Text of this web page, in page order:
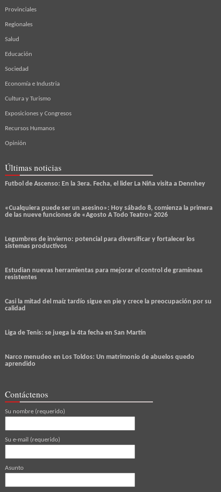
Provinciales
Regionales
Salud
Educación
Sociedad
Economía e Industria
Cultura y Turismo
Exposiciones y Congresos
Recursos Humanos
Opinión
Últimas noticias
Futbol de Ascenso: En la 3era. Fecha, el lider La Niña visita a Dennhey
«Cualquiera puede ser un asesino»: Hoy sábado 8, comienza la primera
de las nueve funciones de «Agosto A Todo Teatro» 2026
Legumbres de invierno: potencial para diversificar y fortalecer los
sistemas productivos
Estudian nuevas herramientas para mejorar el control de gramíneas
resistentes
Casi la mitad del maíz tardío sigue en pie y crece la preocupación por su
calidad
Liga de Tenis: se juega la 4ta fecha en San Martín
Narco menudeo en Los Toldos: Un matrimonio de abuelos quedo
aprendido
Contáctenos
Su nombre (requerido)
Su e-mail (requerido)
Asunto